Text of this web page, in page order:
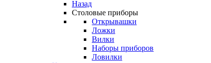
Назад
Столовые приборы
Открывашки
Ложки
Вилки
Наборы приборов
Ловилки